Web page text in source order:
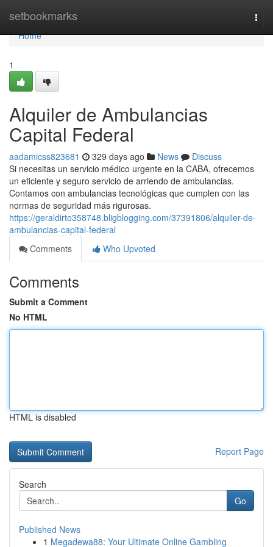
setbookmarks
Home
Home
1
Alquiler de Ambulancias
Capital Federal
aadamicss823681 329 days ago News
Discuss
Si necesitas un servicio médico urgente en la CABA, ofrecemos
un eficiente y seguro servicio de arriendo de ambulancias.
Contamos con ambulancias tecnológicas que cumplen con las
normas de seguridad más rigurosas.
https://geraldirto358748.bligblogging.com/37391806/alquiler-de-
ambulancias-capital-federal
Comments
Who Upvoted
Comments
Submit a Comment
No HTML
HTML is disabled
Report Page
Search
Go
Published News
1 Megadewa88: Your Ultimate Online Gambling